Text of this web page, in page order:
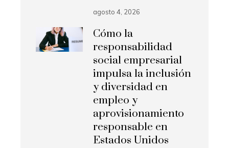
agosto 4, 2026
Cómo la
responsabilidad
social empresarial
impulsa la inclusión
y diversidad en
empleo y
aprovisionamiento
responsable en
Estados Unidos